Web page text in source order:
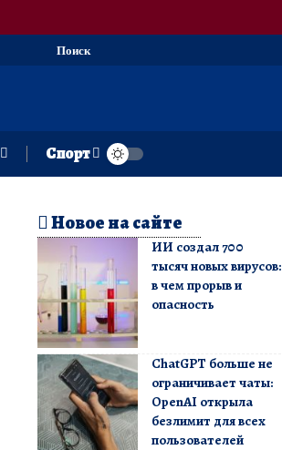
Поиск
Спорт
Новое на сайте
ИИ создал 700
тысяч новых вирусов:
в чем прорыв и
опасность
ChatGPT больше не
ограничивает чаты:
OpenAI открыла
безлимит для всех
пользователей